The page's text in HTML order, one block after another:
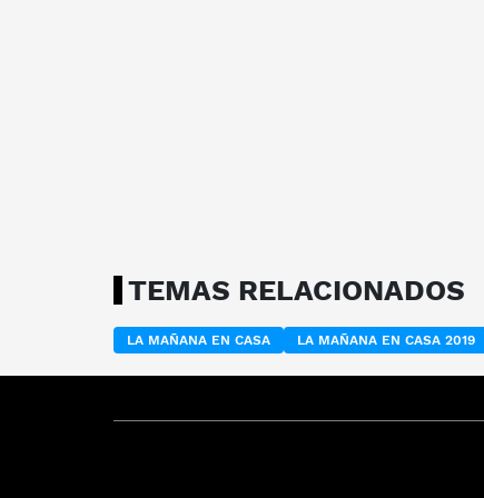
TEMAS RELACIONADOS
LA MAÑANA EN CASA LA MAÑANA EN CASA 2019